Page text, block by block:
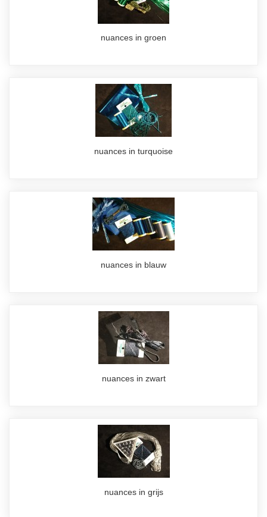
nuances in groen
nuances in turquoise
nuances in blauw
nuances in zwart
nuances in grijs